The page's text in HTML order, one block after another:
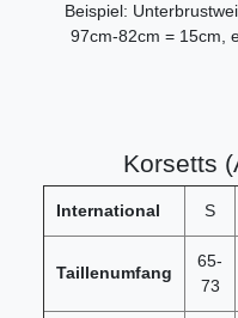
Beispiel:
97cm-82cm = 15cm,
Korsetts
International S
Taillenumfang
65-
73